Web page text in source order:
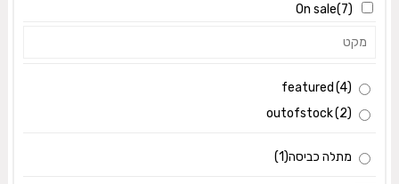
On sale(7)
featured (4)
outofstock(2)
מתלה כביסה(1)